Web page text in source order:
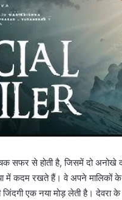
सफर से होती है, जिसमें दो अनोखे
में कदम रखते हैं। वे अपने मालिकों
एक नया मोड़ लेती है। देवरा